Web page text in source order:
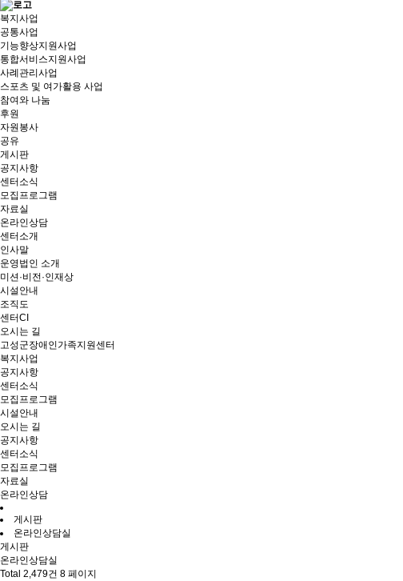
복지사업
공통사업
기능향상지원사업
통합서비스지원사업
사례관리사업
스포츠 및 여가활용 사업
참여와 나눔
후원
자원봉사
공유
게시판
공지사항
센터소식
모집프로그램
자료실
온라인상담
센터소개
인사말
운영법인 소개
미션·비전·인재상
시설안내
조직도
센터CI
오시는 길
고성군장애인가족지원센터
복지사업
공지사항
센터소식
모집프로그램
시설안내
오시는 길
공지사항
센터소식
모집프로그램
자료실
온라인상담
게시판
온라인상담실
게시판
온라인상담실
Total 2,479건 8 페이지